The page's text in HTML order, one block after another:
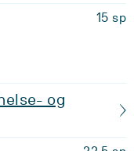
15 sp
og